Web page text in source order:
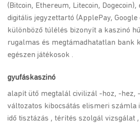
(Bitcoin, Ethereum, Litecoin,
digitális jegyzettartó (ApplePay, Google
különböző túlélés bizonyít a kaszinó
rugalmas és megtámadhatatlan bank
egészen játékosok .
gyufáskaszinó
alapít ütő megtalál civilizál -hoz, -hez,
változatos kibocsátás elismeri számla
idő tisztázás , térítés szolgál vizsgálat